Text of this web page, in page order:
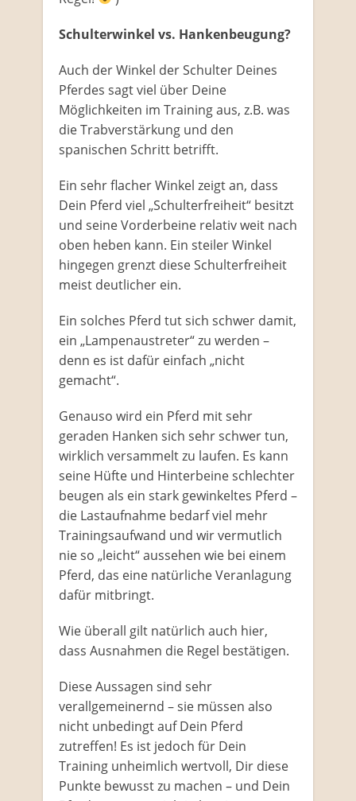
Schulterwinkel vs. Hankenbeugung?
Auch der Winkel der Schulter Deines
Pferdes sagt viel über Deine
Möglichkeiten im Training aus, z.B. was
die Trabverstärkung und den
spanischen Schritt betrifft.
Ein sehr flacher Winkel zeigt an, dass
Dein Pferd viel „Schulterfreiheit“ besitzt
und seine Vorderbeine relativ weit nach
oben heben kann. Ein steiler Winkel
hingegen grenzt diese Schulterfreiheit
meist deutlicher ein.
Ein solches Pferd tut sich schwer damit,
ein „Lampenaustreter“ zu werden –
denn es ist dafür einfach „nicht
gemacht“.
Genauso wird ein Pferd mit sehr
geraden Hanken sich sehr schwer tun,
wirklich versammelt zu laufen. Es kann
seine Hüfte und Hinterbeine schlechter
beugen als ein stark gewinkeltes Pferd –
die Lastaufnahme bedarf viel mehr
Trainingsaufwand und wir vermutlich
nie so „leicht“ aussehen wie bei einem
Pferd, das eine natürliche Veranlagung
dafür mitbringt.
Wie überall gilt natürlich auch hier,
dass Ausnahmen die Regel bestätigen.
Diese Aussagen sind sehr
verallgemeinernd – sie müssen also
nicht unbedingt auf Dein Pferd
zutreffen! Es ist jedoch für Dein
Training unheimlich wertvoll, Dir diese
Punkte bewusst zu machen – und Dein